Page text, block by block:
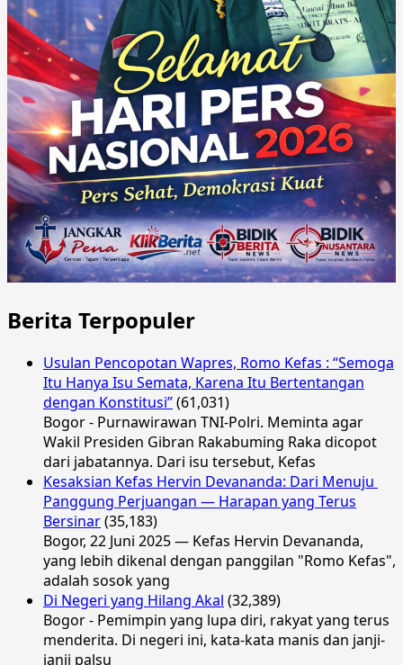
Berita Terpopuler
Usulan Pencopotan Wapres, Romo Kefas : “Semoga
Itu Hanya Isu Semata, Karena Itu Bertentangan
dengan Konstitusi”(61,031)
Bogor - Purnawirawan TNI-Polri. Meminta agar
Wakil Presiden Gibran Rakabuming Raka dicopot
dari jabatannya. Dari isu tersebut, Kefas
Kesaksian Kefas Hervin Devananda: Dari Menuju
Panggung Perjuangan — Harapan yang Terus
Bersinar(35,183)
Bogor, 22 Juni 2025 — Kefas Hervin Devananda,
yang lebih dikenal dengan panggilan "Romo Kefas",
adalah sosok yang
Di Negeri yang Hilang Akal (32,389)
Bogor - Pemimpin yang lupa diri, rakyat yang terus
menderita. Di negeri ini, kata-kata manis dan janji-
janji palsu